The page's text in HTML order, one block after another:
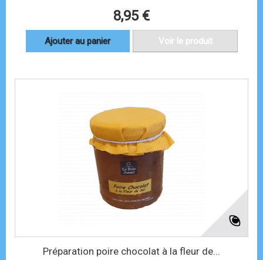
8,95 €
Ajouter au panier Voir le produit
Préparation poire chocolat à la fleur de...